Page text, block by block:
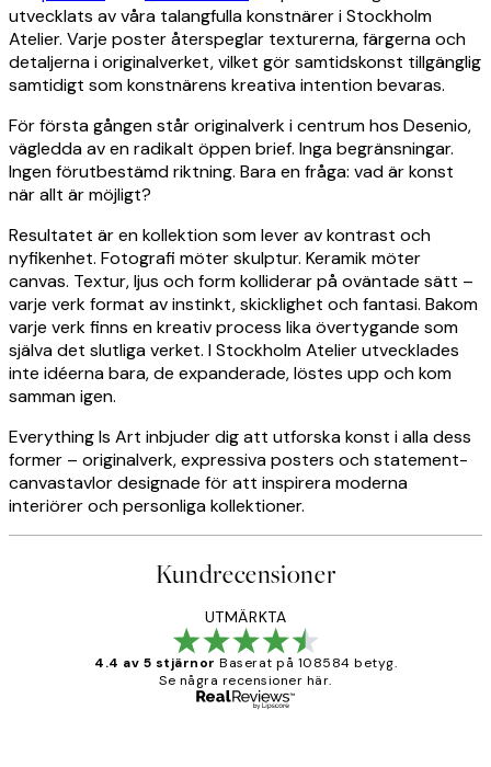
utvecklats av våra talangfulla konstnärer i Stockholm
Atelier. Varje poster återspeglar texturerna, färgerna och
detaljerna i originalverket, vilket gör samtidskonst tillgänglig
samtidigt som konstnärens kreativa intention bevaras.
För första gången står originalverk i centrum hos Desenio,
vägledda av en radikalt öppen brief. Inga begränsningar.
Ingen förutbestämd riktning. Bara en fråga: vad är konst
när allt är möjligt?
Resultatet är en kollektion som lever av kontrast och
nyfikenhet. Fotografi möter skulptur. Keramik möter
canvas. Textur, ljus och form kolliderar på oväntade sätt –
varje verk format av instinkt, skicklighet och fantasi. Bakom
varje verk finns en kreativ process lika övertygande som
själva det slutliga verket. I Stockholm Atelier utvecklades
inte idéerna bara, de expanderade, löstes upp och kom
samman igen.
Everything Is Art inbjuder dig att utforska konst i alla dess
former – originalverk, expressiva posters och statement-
canvastavlor designade för att inspirera moderna
interiörer och personliga kollektioner.
Kundrecensioner
UTMÄRKTA
4.4 av 5 stjärnor Baserat på 108584 betyg.
Se några recensioner här.